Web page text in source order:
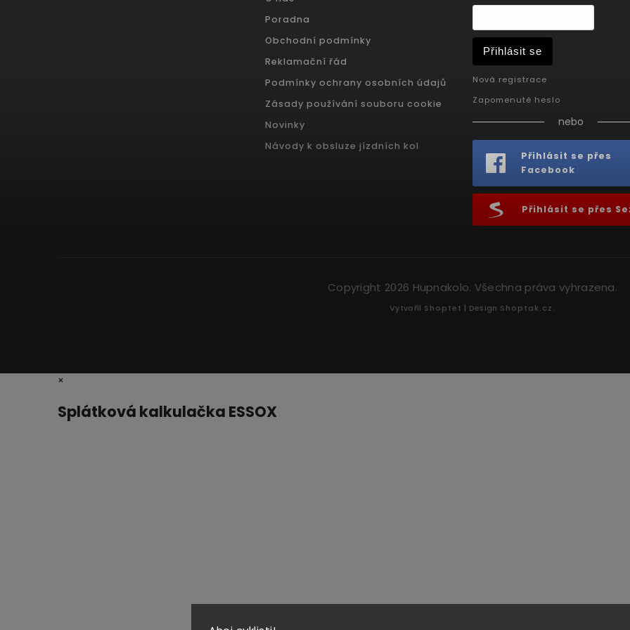
Poradna
Obchodní podmínky
Reklamační řád
Podmínky ochrany osobních údajů
Zásady používání souboru cookie
Novinky
Návody k obsluze jízdních kol
Přihlásit se
Nová registrace
Zapomenuté heslo
nebo
Přihlásit se přes
Facebook
Přihlásit se přes
Copyright 2026 Hupnakolo. Všechna práva vyhrazena.
Vytvořil Shoptet | Design Shoptak.cz.
×
Splátková kalkulačka ESSOX